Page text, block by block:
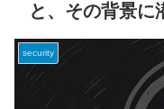
と、その背景に
security